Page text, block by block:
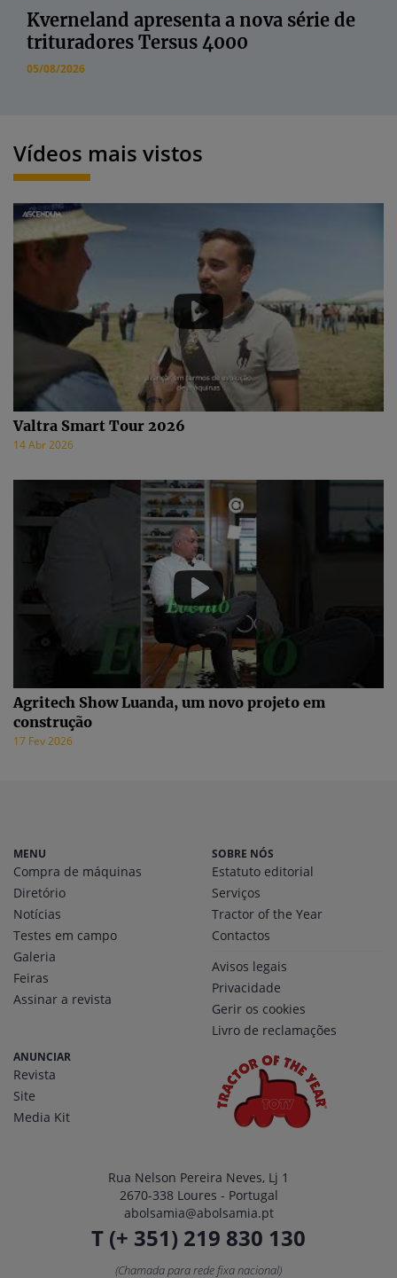
Kverneland apresenta a nova série de
trituradores Tersus 4000
05/08/2026
Vídeos mais vistos
Valtra Smart Tour 2026
14 Abr 2026
Agritech Show Luanda, um novo projeto em
construção
17 Fev 2026
MENU
Compra de máquinas
Diretório
Notícias
Testes em campo
Galeria
Feiras
Assinar a revista
SOBRE NÓS
Estatuto editorial
Serviços
Tractor of the Year
Contactos
Avisos legais
Privacidade
Gerir os cookies
Livro de reclamações
ANUNCIAR
Revista
Site
Media Kit
Rua Nelson Pereira Neves, Lj 1
2670-338 Loures - Portugal
abolsamia@abolsamia.pt
T (+ 351) 219 830 130
(Chamada para rede fixa nacional)